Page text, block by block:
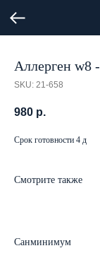
Аллерген w8
SKU: 21-658
980 р.
Срок готовности 4 д
Смотрите также
Санминимум